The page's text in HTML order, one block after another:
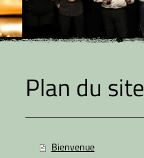
Plan du site
Bienvenue